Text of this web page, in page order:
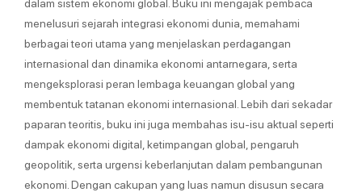
menelusuri sejarah integrasi ekonomi dunia, memahami
berbagai teori utama yang menjelaskan perdagangan
internasional dan dinamika ekonomi antarnegara, serta
mengeksplorasi peran lembaga keuangan global yang
membentuk tatanan ekonomi internasional. Lebih dari sekadar
paparan teoritis, buku ini juga membahas isu-isu aktual seperti
dampak ekonomi digital, ketimpangan global, pengaruh
geopolitik, serta urgensi keberlanjutan dalam pembangunan
ekonomi. Dengan cakupan yang luas namun disusun secara